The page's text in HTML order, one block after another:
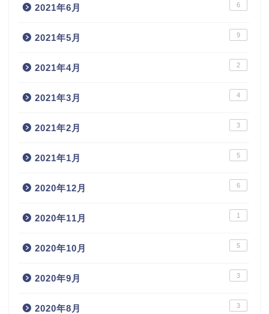
2021年6月 6
2021年5月 9
2021年4月 2
2021年3月 4
2021年2月 3
2021年1月 5
2020年12月 6
2020年11月 1
2020年10月 5
2020年9月 3
2020年8月 3